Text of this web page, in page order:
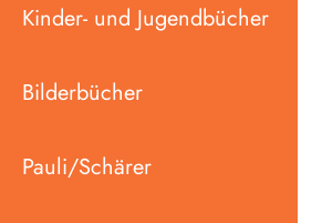
Kinder- und Jugendbücher
Bilderbücher
Pauli/Schärer